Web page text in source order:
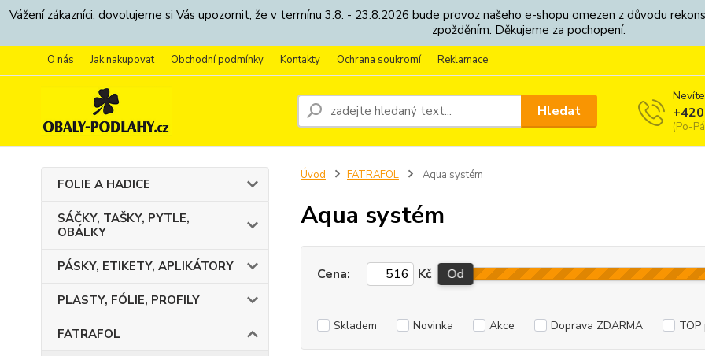
Vážení zákazníci, dovolujeme si Vás upozornit, že v termínu 3.8. - 23.8.2026 bude provoz našeho e-shopu omezen z důvodu
zpožděním. Děkujeme za pochopení.
O nás Jak nakupovat Obchodní podmínky Kontakty Ochrana soukromí Reklamace
Hledat
(Po-
FOLIE A HADICE
SÁČKY, TAŠKY, PYTLE,
OBÁLKY
PÁSKY, ETIKETY, APLIKÁTORY
PLASTY, FÓLIE, PROFILY
FATRAFOL
Úvod FATRAFOL Aqua systém
Aqua systém
Cena: Kč Od
Skladem Novinka Akce Doprava ZDARMA